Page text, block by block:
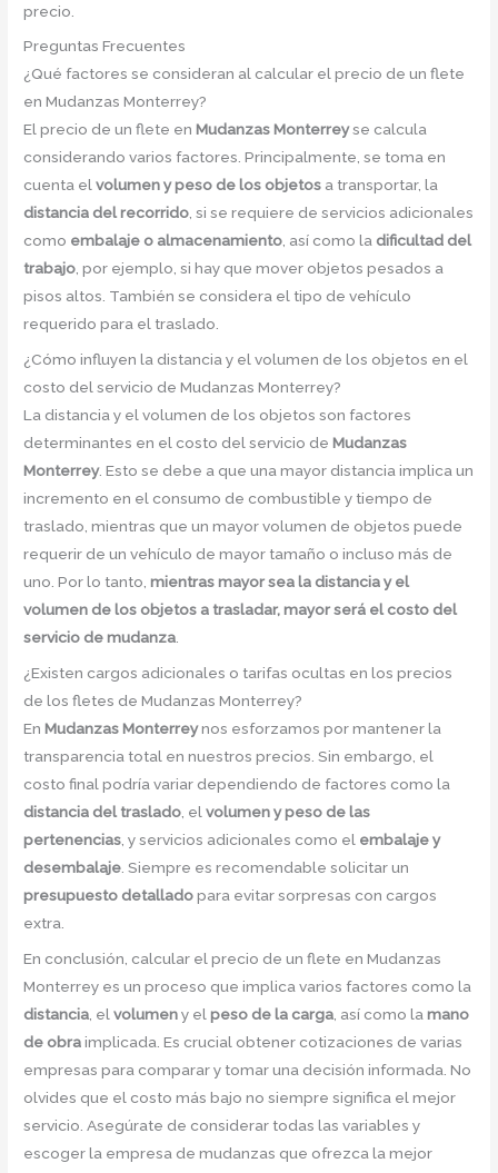
precio.
Preguntas Frecuentes
¿Qué factores se consideran al calcular el precio de un flete
en Mudanzas Monterrey?
El precio de un flete enMudanzas Monterreyse calcula
considerando varios factores. Principalmente, se toma en
cuenta elvolumen y peso de los objetos a transportar, la
distancia del recorrido, si se requiere de servicios adicionales
como embalaje o almacenamiento, así como la dificultad del
trabajo, por ejemplo, si hay que mover objetos pesados a
pisos altos. También se considera el tipo de vehículo
requerido para el traslado.
¿Cómo influyen la distancia y el volumen de los objetos en el
costo del servicio de Mudanzas Monterrey?
La distancia y el volumen de los objetos son factores
determinantes en el costo del servicio deMudanzas
Monterrey. Esto se debe a que una mayor distancia implica un
incremento en el consumo de combustible y tiempo de
traslado, mientras que un mayor volumen de objetos puede
requerir de un vehículo de mayor tamaño o incluso más de
uno. Por lo tanto,mientras mayor sea la distancia y el
volumen de los objetos a trasladar, mayor será el costo del
servicio de mudanza
¿Existen cargos adicionales o tarifas ocultas en los precios
de los fletes de Mudanzas Monterrey?
EnMudanzas Monterreynos esforzamos por mantener la
transparencia total en nuestros precios. Sin embargo, el
costo final podría variar dependiendo de factores como la
distancia del traslado , elvolumen y peso de las
pertenencias , y servicios adicionales como el embalaje y
desembalaje . Siempre es recomendable solicitar un
presupuesto detalladopara evitar sorpresas con cargos
extra.
En conclusión, calcular el precio de un flete en Mudanzas
Monterrey es un proceso que implica varios factores como la
distancia , elvolumeny elpeso de la carga , así como lamano
de obraimplicada. Es crucial obtener cotizaciones de varias
empresas para comparar y tomar una decisión informada. No
olvides que el costo más bajo no siempre significa el mejor
servicio. Asegúrate de considerar todas las variables y
escoger la empresa de mudanzas que ofrezca la mejor